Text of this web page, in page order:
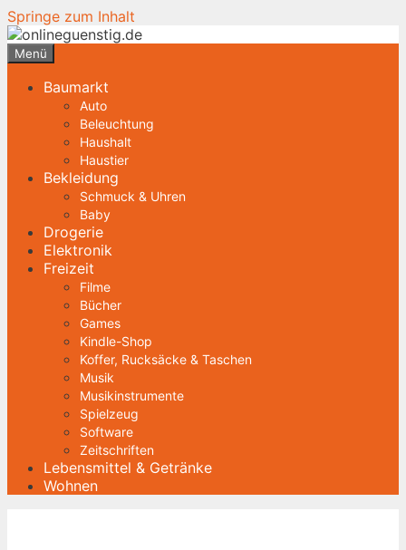
Springe zum Inhalt
Menü
Baumarkt
Auto
Beleuchtung
Haushalt
Haustier
Bekleidung
Schmuck & Uhren
Baby
Drogerie
Elektronik
Freizeit
Filme
Bücher
Games
Kindle-Shop
Koffer, Rucksäcke & Taschen
Musik
Musikinstrumente
Spielzeug
Software
Zeitschriften
Lebensmittel & Getränke
Wohnen